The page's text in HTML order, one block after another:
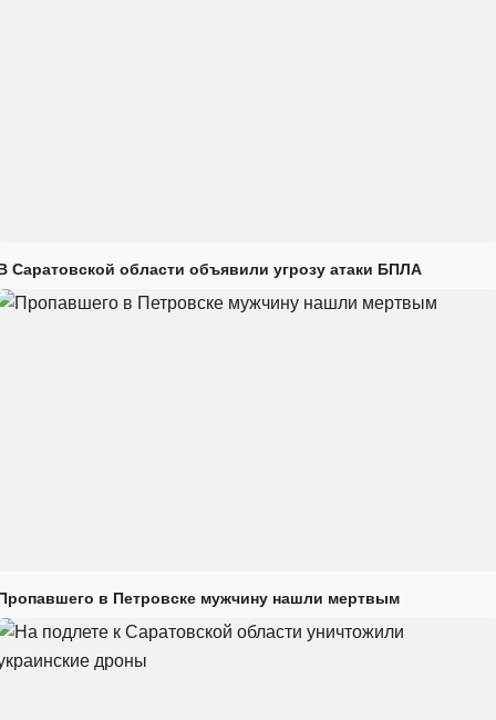
Саратовской области объявили угрозу атаки БПЛА
в Петровске мужчину нашли мертвым